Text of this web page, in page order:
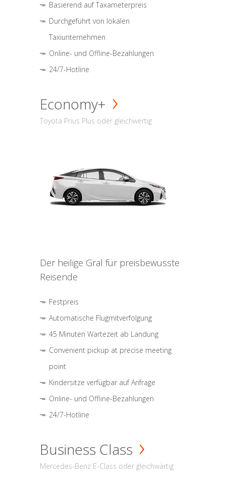
Basierend auf Taxameterpreis
Durchgeführt von lokalen
Taxiunternehmen
Online- und Offline-Bezahlungen
24/7-Hotline
Economy+
Toyota Prius Plus oder gleichwertig
Der heilige Gral für preisbewusste
Reisende
Festpreis
Automatische Flugmitverfolgung
45 Minuten Wartezeit ab Landung
Convenient pickup at precise meeting
point
Kindersitze verfügbar auf Anfrage
Online- und Offline-Bezahlungen
24/7-Hotline
Business Class
Mercedes-Benz E-Class oder gleichwärtig